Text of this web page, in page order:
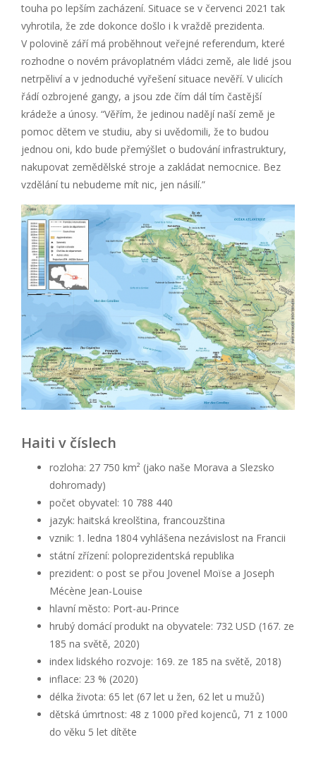
touha po lepším zacházení. Situace se v červenci 2021 tak
vyhrotila, že zde dokonce došlo i k vraždě prezidenta.
V polovině září má proběhnout veřejné referendum, které
rozhodne o novém právoplatném vládci země, ale lidé jsou
netrpěliví a v jednoduché vyřešení situace nevěří. V ulicích
řádí ozbrojené gangy, a jsou zde čím dál tím častější
krádeže a únosy. “Věřím, že jedinou nadějí naší země je
pomoc dětem ve studiu, aby si uvědomili, že to budou
jednou oni, kdo bude přemýšlet o budování infrastruktury,
nakupovat zemědělské stroje a zakládat nemocnice. Bez
vzdělání tu nebudeme mít nic, jen násilí.”
Haiti v číslech
rozloha: 27 750 km² (jako naše Morava a Slezsko
dohromady)
počet obyvatel: 10 788 440
jazyk: haitská kreolština, francouzština
vznik: 1. ledna 1804 vyhlášena nezávislost na Francii
státní zřízení: poloprezidentská republika
prezident: o post se přou Jovenel Moïse a Joseph
Mécène Jean-Louise
hlavní město: Port-au-Prince
hrubý domácí produkt na obyvatele: 732 USD (167. ze
185 na světě, 2020)
index lidského rozvoje: 169. ze 185 na světě, 2018)
inflace: 23 % (2020)
délka života: 65 let (67 let u žen, 62 let u mužů)
dětská úmrtnost: 48 z 1000 před kojenců, 71 z 1000
do věku 5 let dítěte